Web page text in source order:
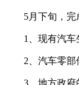
5月下旬，
1、现有汽
2、汽车零部
3、地方政府